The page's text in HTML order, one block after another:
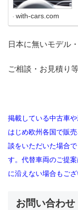
with-cars.com
日本に無いモデル
ご相談・お見積り
掲載している中古車
はじめ欧州各国で販
談をいただいた場合
す。代替車両のご提
に沿えない場合もご
お問い合わせ